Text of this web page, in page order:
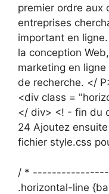
premier ordre aux
entreprises
important en
la conception
marketing en
de recherche. </
<div class =
</ div> <! - fin du
24 Ajoutez
fichier style.css
/ *
.horizontal-line